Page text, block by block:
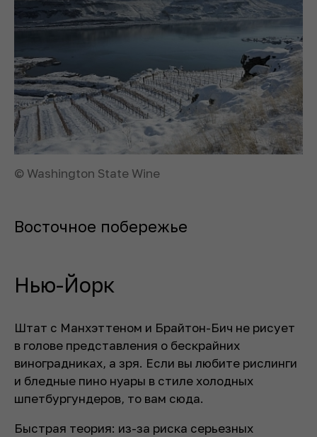
© Washington State Wine
Восточное побережье
Нью-Йорк
Штат с Манхэттеном и Брайтон-Бич не рисует
в голове представления о бескрайних
виноградниках, а зря. Если вы любите рислинги
и бледные пино нуары в стиле холодных
шпетбургундеров, то вам сюда.
Быстрая теория: из-за риска серьезных